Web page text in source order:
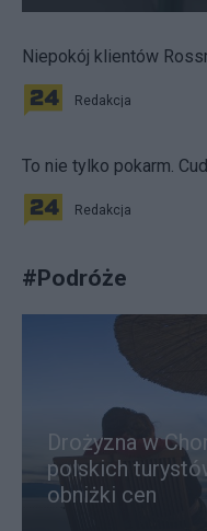
Niepokój klientów
Redakcja
To nie tylko pokarm.
Redakcja
#Podróże
Drożyzna w
polskich
obniżki cen